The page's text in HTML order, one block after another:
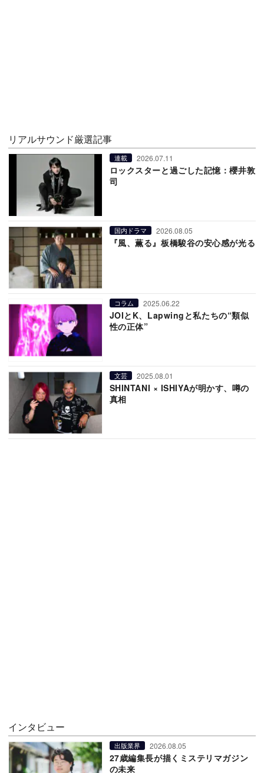
リアルサウンド厳選記事
連載 2026.07.11
ロックスターと過ごした記憶：櫻井敦
司
国内ドラマ 2026.08.05
『風、薫る』板橋駿谷の安心感が光る
コラム 2025.06.22
JOIとK、Lapwingと私たちの“類似
性の正体”
文芸 2025.08.01
SHINTANI × ISHIYAが明かす、噂の
真相
インタビュー
出版業界 2026.08.05
27歳編集長が描くミステリマガジン
の未来